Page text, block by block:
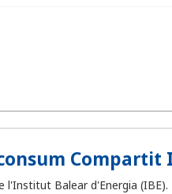
Compartit
Balear d'Energia (IBE).